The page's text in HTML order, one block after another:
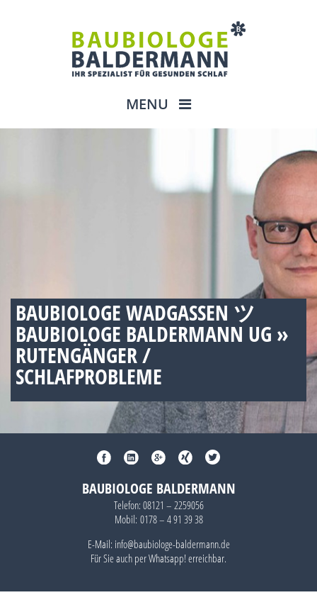
MENU
BAUBIOLOGE WADGASSEN ツ
BAUBIOLOGE BALDERMANN UG »
RUTENGÄNGER /
SCHLAFPROBLEME
BAUBIOLOGE BALDERMANN
Telefon: 08121 – 2259056
Mobil: 0178 – 4 91 39 38
E-Mail: info@baubiologe-baldermann.de
Für Sie auch perWhatsapp!erreichbar.